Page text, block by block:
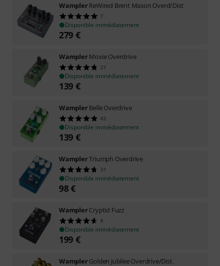
WamplerReWired Brent Mason Overd/Dist
7
Disponible immédiatement
279 €
WamplerMoxie Overdrive
21
Disponible immédiatement
139 €
WamplerBelle Overdrive
43
Disponible immédiatement
139 €
WamplerTriumph Overdrive
31
Disponible immédiatement
98€
WamplerCryptid Fuzz
8
Disponible immédiatement
199 €
WamplerGolden Jubilee Overdrive/Dist.